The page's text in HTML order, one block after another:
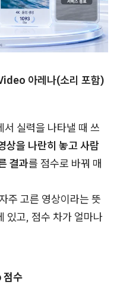
아레나(소리 포함)
서 실력을 나타낼 때 쓰
상을 나란히 놓고 사람
결과를 점수로 바꿔 매
주 고른 영상이라는 뜻
있고, 점수 차가 얼마나
점수